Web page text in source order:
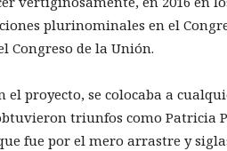
plurinominales en el
Congreso de la Unión.
el proyecto, se colocaba a
triunfos como Patricia
fue por el mero arrastre y